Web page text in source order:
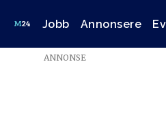
Jobb Annonsere
ANNONSE